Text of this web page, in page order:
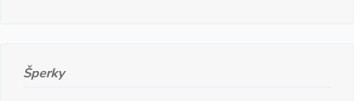
Šperky